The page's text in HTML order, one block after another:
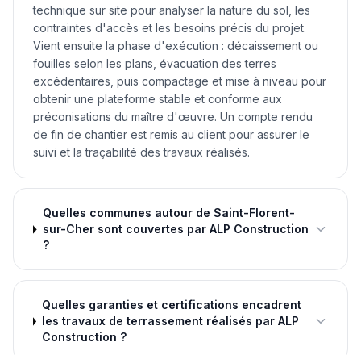
technique sur site pour analyser la nature du sol, les
contraintes d'accès et les besoins précis du projet.
Vient ensuite la phase d'exécution : décaissement ou
fouilles selon les plans, évacuation des terres
excédentaires, puis compactage et mise à niveau pour
obtenir une plateforme stable et conforme aux
préconisations du maître d'œuvre. Un compte rendu
de fin de chantier est remis au client pour assurer le
suivi et la traçabilité des travaux réalisés.
Quelles communes autour de Saint-Florent-
sur-Cher sont couvertes par ALP Construction
?
Quelles garanties et certifications encadrent
les travaux de terrassement réalisés par ALP
Construction ?